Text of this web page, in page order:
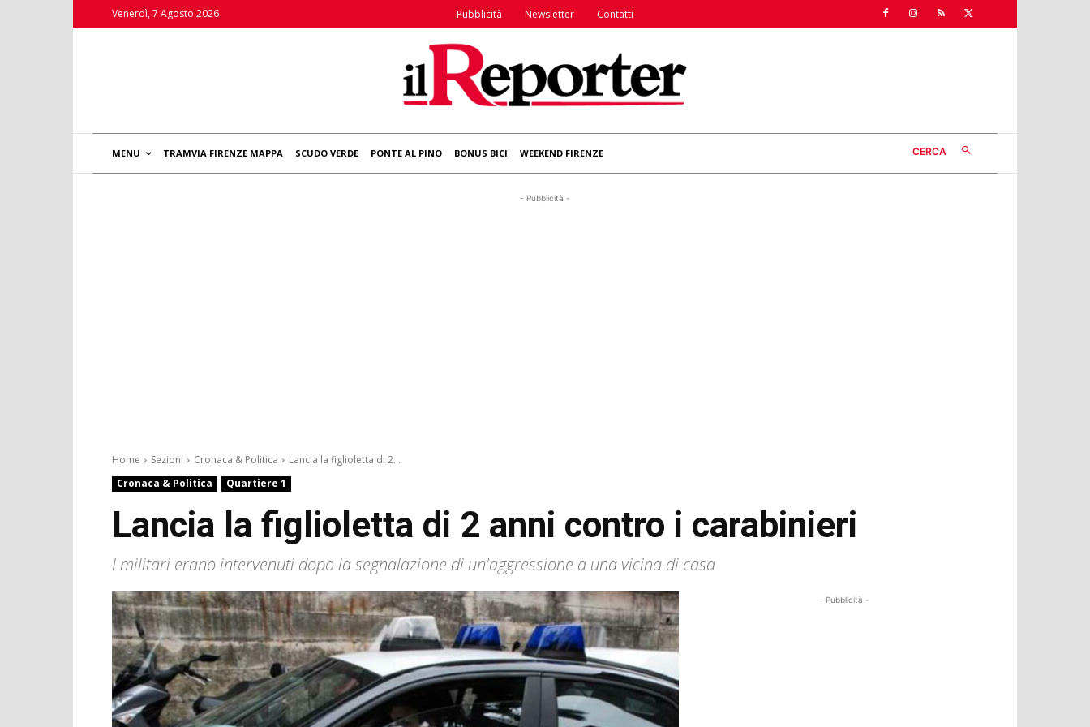
Venerdì, 7 Agosto 2026 Pubblicità Newsletter Contatti
MENU TRAMVIA FIRENZE MAPPA SCUDO VERDE PONTE AL PINO BONUS BICI WEEKEND FIRENZE CERCA
- Pubblicità -
Home Sezioni Cronaca & Politica
Lancia la figlioletta di 2...
Cronaca & Politica
Quartiere 1
Lancia la figlioletta di 2 anni contro i carabinieri
I militari erano intervenuti dopo la segnalazione di un'aggressione a una vicina di casa
- Pubblicità -